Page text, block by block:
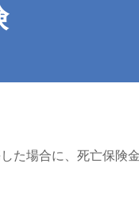
た場合に、死亡保険